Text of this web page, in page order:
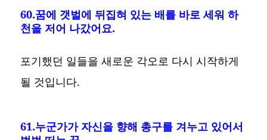
60.꿈에 갯벌에 뒤집혀 있는 배를 바로 세워 하
천을 저어 나갔어요.
포기했던 일들을 새로운 각오로 다시 시작하게
될 것입니다.
61.누군가가 자신을 향해 총구를 겨누고 있어서